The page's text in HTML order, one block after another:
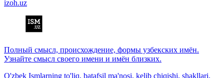
izoh.uz
Полный смысл, происхождение, формы узбекских имён.
Узнайте смысл своего имени и имён близких.
O'zbek Ismlarning to'liq, batafsil ma'nosi, kelib chiqishi, shakllari.